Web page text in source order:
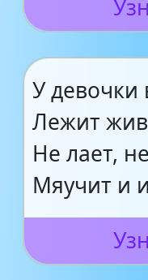
У девочки
Лежит
Не лает,
Мяучит и